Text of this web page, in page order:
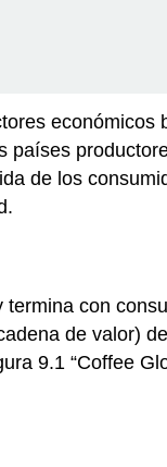
económicos
países
de los
con
de valor)
9.1 “Coffee